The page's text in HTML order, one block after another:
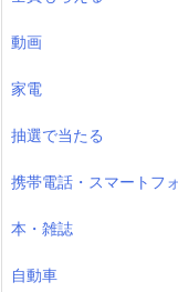
動画
家電
抽選で当たる
携帯電話・スマートフ
本・雑誌
自動車